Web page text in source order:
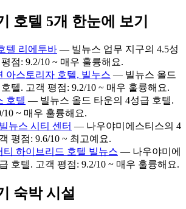
호텔 5개 한눈에 보기
텔 리에투바 — 빌뉴스 업무 지구의 4.5성
점: 9.2/10 ~ 매우 훌륭해요.
아스토리자 호텔, 빌누스 — 빌뉴스 올드
텔. 고객 평점: 9.2/10 ~ 매우 훌륭해요.
호텔 — 빌뉴스 올드 타운의 4성급 호텔.
10 ~ 매우 훌륭해요.
뉴스 시티 센터 — 나우야미에스티스의 4
평점: 9.6/10 ~ 최고예요.
티 하이브리드 호텔 빌뉴스 — 나우야미에
호텔. 고객 평점: 9.2/10 ~ 매우 훌륭해요.
숙박 시설